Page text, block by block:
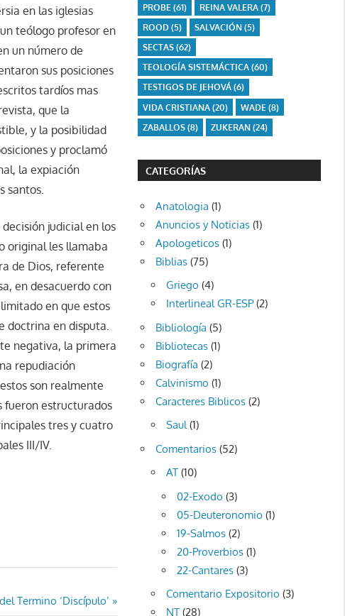
en las iglesias
teólogo profesor en
un número de
sus posiciones
tardíos mas
que la
y la posibilidad
y proclamó
la expiación
santos.
judicial en los
original les llamaba
de Dios, referente
en desacuerdo con
en que estos
doctrina en disputa.
negativa, la primera
repudiación
son realmente
fueron estructurados
tres y cuatro
III/IV.
Termino ‘Discípulo’
PROBE (61) REINA VALERA(7)
ROOD(5) SALVACIÓN(5)
SECTAS(62)
TEOLOGÍA SISTEMÁCTICA(60)
TESTIGOS DE JEHOVÁ(6)
VIDA CRISTIANA(20) WADE (8)
ZABALLOS(8) ZUKERAN(24)
CATEGORÍAS
Anatologia (1)
Anuncios y Noticias (1)
Apologeticos (1)
Biblias (75)
Griego (4)
Interlineal GR-ESP(2)
Bibliología (5)
Bibliotecas (1)
Biografía (2)
Calvinismo (1)
Caracteres Biblicos (2)
Saul(1)
Comentarios (52)
AT (10)
02-Exodo (3)
05-Deuteronomio (1)
19-Salmos (2)
20-Proverbios (1)
22-Cantares (3)
Comentario Expositorio (3)
NT (28)